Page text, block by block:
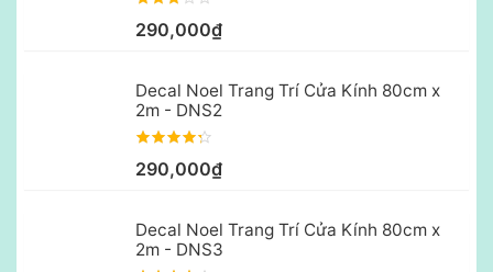
290,000₫
Decal Noel Trang Trí Cửa Kính 80cm x
2m - DNS2
290,000₫
Decal Noel Trang Trí Cửa Kính 80cm x
2m - DNS3